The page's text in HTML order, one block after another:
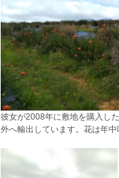
彼女が2008年に敷地を購入し
外へ輸出しています。花は年